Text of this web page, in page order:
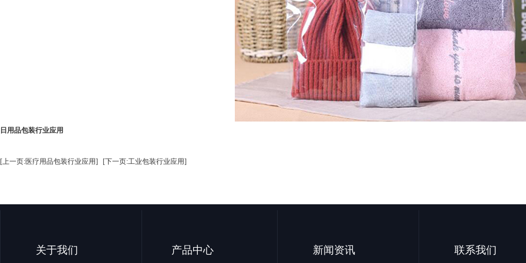
日用品包装行业应用
[上一页:医疗用品包装行业应用] [下一页:工业包装行业应用]
关于我们 产品中心 新闻资讯 联系我们